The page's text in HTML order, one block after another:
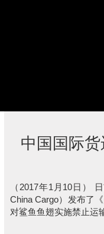
中国国际
（2017年1月10日）
China Cargo）发布了
对鲨鱼鱼翅实施禁止运